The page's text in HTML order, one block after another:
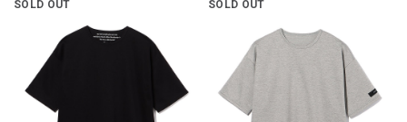
SOLD OUT SOLD OUT